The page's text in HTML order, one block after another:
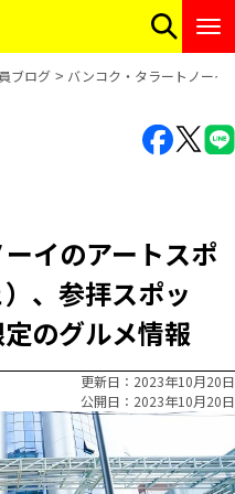
ブログ バンコク・タラートノーイ
イのアートスポ
、参拝スポッ
のグルメ情報
更新日
2023年10月20日
公開日
2023年10月20日